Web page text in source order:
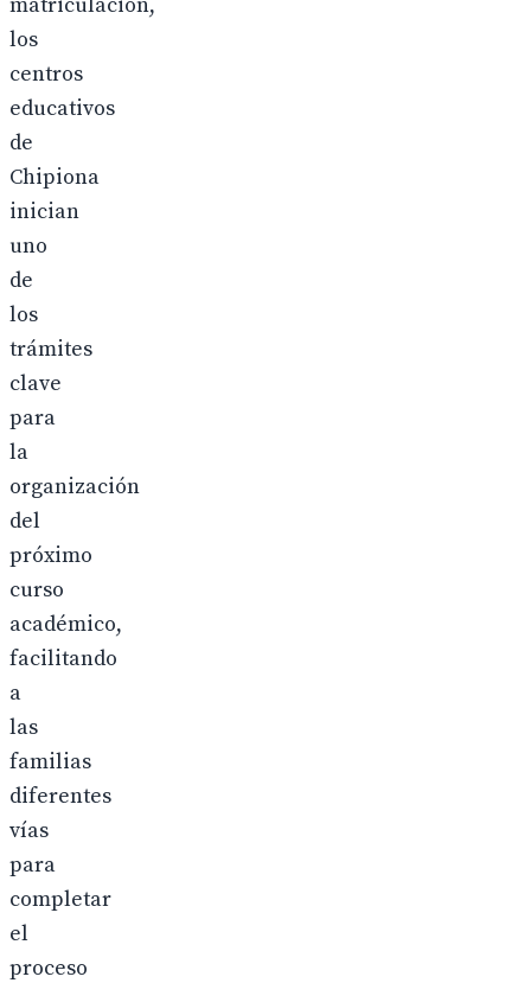
los
centros
educativos
de
Chipiona
inician
uno
de
los
trámites
clave
para
la
organización
del
próximo
curso
académico,
facilitando
a
las
familias
diferentes
vías
para
completar
el
proceso